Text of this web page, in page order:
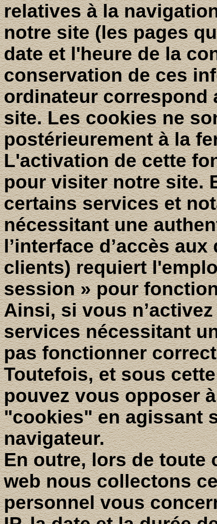
relatives à la
notre site (les pages
date et l'heure de la
conservation de ces
ordinateur correspond
site. Les cookies ne
postérieurement à la
L'activation de cette
pour visiter notre site.
certains services et
nécessitant une
l’interface d’accès
clients) requiert
session » pour
Ainsi, si vous
services nécessitant
pas fonctionner
Toutefois, et sous
pouvez vous opposer
"cookies" en agissant
navigateur.
En outre, lors de toute
web nous collectons
personnel vous